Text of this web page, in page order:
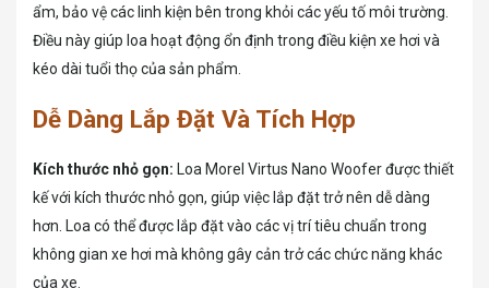
ẩm, bảo vệ các linh kiện bên trong khỏi các yếu tố môi trường.
Điều này giúp loa hoạt động ổn định trong điều kiện xe hơi và
kéo dài tuổi thọ của sản phẩm.
Dễ Dàng Lắp Đặt Và Tích Hợp
Kích thước nhỏ gọn: Loa Morel Virtus Nano Woofer được thiết
kế với kích thước nhỏ gọn, giúp việc lắp đặt trở nên dễ dàng
hơn. Loa có thể được lắp đặt vào các vị trí tiêu chuẩn trong
không gian xe hơi mà không gây cản trở các chức năng khác
của xe.